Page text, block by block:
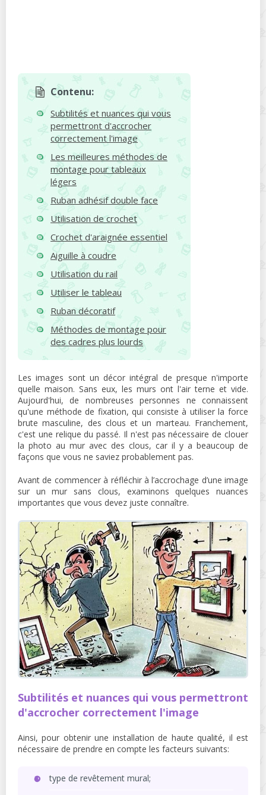
Contenu:
Subtilités et nuances qui vous
permettront d'accrocher
correctement l'image
Les meilleures méthodes de
montage pour tableaux
légers
Ruban adhésif double face
Utilisation de crochet
Crochet d'araignée essentiel
Aiguille à coudre
Utilisation du rail
Utiliser le tableau
Ruban décoratif
Méthodes de montage pour
des cadres plus lourds
Les images sont un décor intégral de presque n'importe
quelle maison. Sans eux, les murs ont l'air terne et vide.
Aujourd'hui, de nombreuses personnes ne connaissent
qu'une méthode de fixation, qui consiste à utiliser la force
brute masculine, des clous et un marteau. Franchement,
c'est une relique du passé. Il n'est pas nécessaire de clouer
la photo au mur avec des clous, car il y a beaucoup de
façons que vous ne saviez probablement pas.
Avant de commencer à réfléchir à l’accrochage d’une image
sur un mur sans clous, examinons quelques nuances
importantes que vous devez juste connaître.
Subtilités et nuances qui vous permettront
d'accrocher correctement l'image
Ainsi, pour obtenir une installation de haute qualité, il est
nécessaire de prendre en compte les facteurs suivants:
type de revêtement mural;